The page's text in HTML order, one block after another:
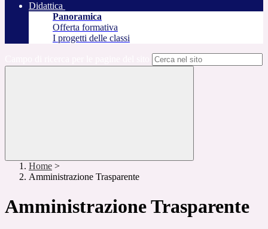
Didattica
Panoramica
Offerta formativa
I progetti delle classi
Home >
Amministrazione Trasparente
Amministrazione Trasparente